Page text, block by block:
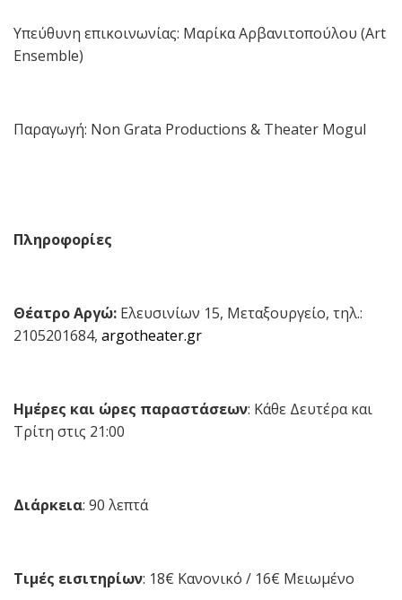
Υπεύθυνη επικοινωνίας: Μαρίκα Αρβανιτοπούλου (Art
Ensemble)
Παραγωγή: Non Grata Productions & Theater Mogul
Πληροφορίες
Θέατρο Αργώ: Ελευσινίων 15, Μεταξουργείο, τηλ.:
2105201684, argotheater.gr
Ημέρες και ώρες παραστάσεων: Κάθε Δευτέρα και
Τρίτη στις 21:00
Διάρκεια: 90 λεπτά
Τιμές εισιτηρίων: 18€ Κανονικό / 16€ Μειωμένο